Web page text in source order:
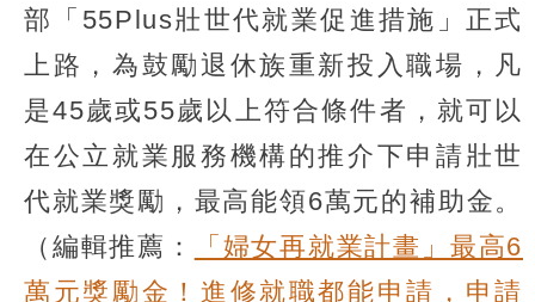
部「55Plus壯世代就業促進措施」正式
上路，為鼓勵退休族重新投入職場，凡
是45歲或55歲以上符合條件者，就可以
在公立就業服務機構的推介下申請壯世
代就業獎勵，最高能領6萬元的補助金。
（編輯推薦：
「婦女再就業計畫」最高6
萬元獎勵金！進修就職都能申請，申請